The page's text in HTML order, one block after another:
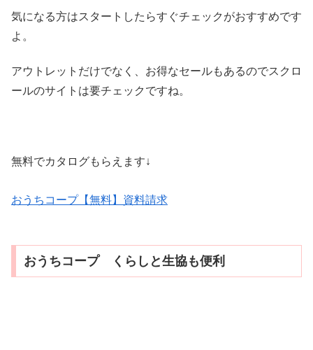
気になる方はスタートしたらすぐチェックがおすすめです
よ。
アウトレットだけでなく、お得なセールもあるのでスクロ
ールのサイトは要チェックですね。
無料でカタログもらえます↓
おうちコープ【無料】資料請求
おうちコープ くらしと生協も便利